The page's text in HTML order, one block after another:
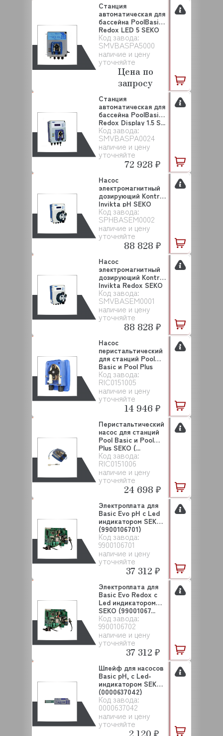
Код завода:
SMVBASPA5000
наличие и цену
уточняйте
Станция
автоматическая для
бассейна PoolBasic
Redox LED 5 SEKO
(S...
Цена по
запросу
Код завода:
SMVBASPA0024
наличие и цену
уточняйте
Станция
автоматическая для
бассейна PoolBasic
Redox Display 1.5 S...
72 928 ₽
Код завода:
SPHBASEM0002
наличие и цену
уточняйте
Насос
электромагнитный
дозирующий Kontrol
Invikta pH SEKO
(SPHBAS...
88 828 ₽
Код завода:
SMVBASEM0001
наличие и цену
уточняйте
Насос
электромагнитный
дозирующий Kontrol
Invikta Redox SEKO
(SMV...
88 828 ₽
Код завода:
RIC0151005
наличие и цену
уточняйте
Насос
перистальтический
для станций Pool
Basic и Pool Plus
SEKO (...
14 946 ₽
Код завода:
RIC0151006
наличие и цену
уточняйте
Перистальтический
насос для станций
Pool Basic и Pool
Plus SEKO (...
24 698 ₽
Код завода:
9900106701
наличие и цену
уточняйте
Электроплата для
Basic Evo pH с Led
индикатором SEKO
(9900106701)
37 312 ₽
Код завода:
9900106702
наличие и цену
уточняйте
Электроплата для
Basic Evo Redox с
Led индикатором
SEKO (99001067...
37 312 ₽
Код завода:
0000637042
наличие и цену
уточняйте
Шлейф для насосов
Basic pH, с Led-
индикатором SEKO
(0000637042)
2 120 ₽